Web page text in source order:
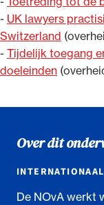
- UK lawyers
Switzerland
- Tijdelijk toegang
doeleinden
Over dit
INTERNATIONAAL
De NOvA werkt